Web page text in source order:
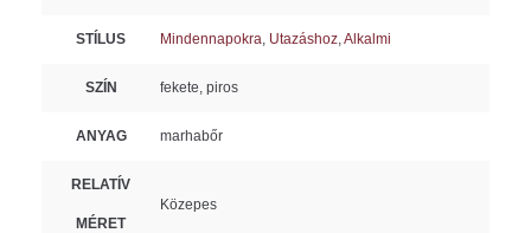
STÍLUS Mindennapokra Utazáshoz Alkalmi
SZÍN fekete, piros
ANYAG marhabőr
RELATÍV
MÉRET
Közepes